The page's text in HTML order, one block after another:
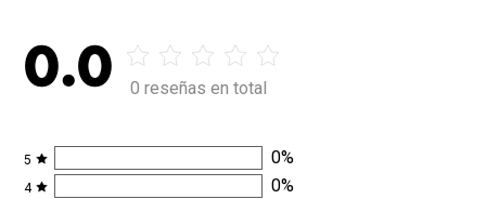
0.0 0 reseñas en total
5 0%
4 0%